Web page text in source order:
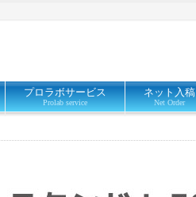
プロラボサービス
Prolab service
ネット入稿
Net Order